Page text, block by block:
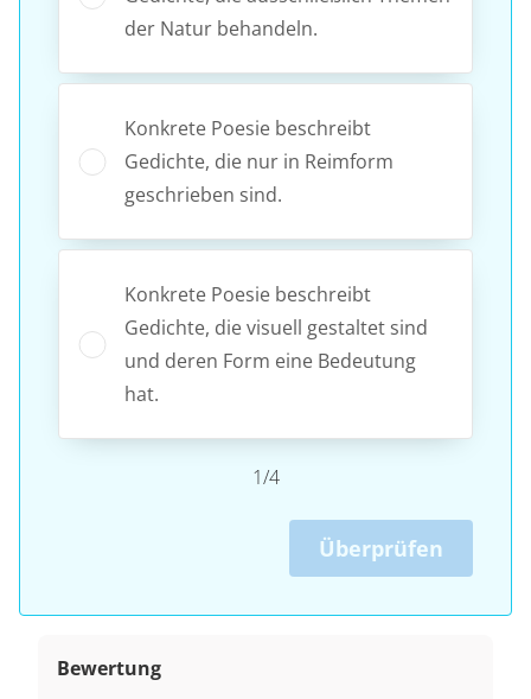
der Natur behandeln.
Konkrete Poesie beschreibt
Gedichte, die nur in Reimform
geschrieben sind.
Konkrete Poesie beschreibt
Gedichte, die visuell gestaltet sind
und deren Form eine Bedeutung
hat.
1/4
Überprüfen
Bewertung